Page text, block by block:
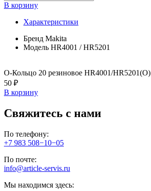
В корзину
Характеристики
Бренд Makita
Модель HR4001 / HR5201
О-Кольцо 20 резиновое HR4001/HR5201(O)
50 ₽
В корзину
Свяжитесь с нами
По телефону:
+7 983 508−10−05
По почте:
info@article-servis.ru
Мы находимся здесь: